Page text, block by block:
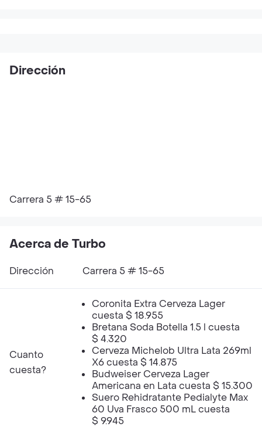
Dirección
Carrera 5 # 15-65
Acerca de Turbo
Dirección Carrera 5 # 15-65
Cuanto
cuesta?
Coronita Extra Cerveza Lager
cuesta $ 18.955
Bretana Soda Botella 1.5 l cuesta
$ 4.320
Cerveza Michelob Ultra Lata 269ml
X6 cuesta $ 14.875
Budweiser Cerveza Lager
Americana en Lata cuesta $ 15.300
Suero Rehidratante Pedialyte Max
60 Uva Frasco 500 mL cuesta
$ 9.945